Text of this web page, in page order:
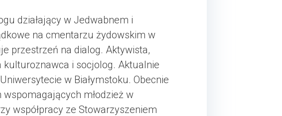
działający w Jedwabnem i
na cmentarzu żydowskim w
przestrzeń na dialog. Aktywista,
kulturoznawca i socjolog. Aktualnie
w Białymstoku. Obecnie
młodzież w
współpracy ze Stowarzyszeniem